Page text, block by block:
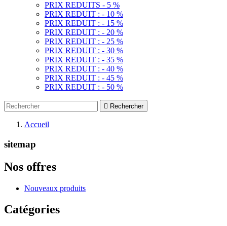
PRIX REDUITS - 5 %
PRIX REDUIT : - 10 %
PRIX REDUIT : - 15 %
PRIX REDUIT : - 20 %
PRIX REDUIT : - 25 %
PRIX REDUIT : - 30 %
PRIX REDUIT : - 35 %
PRIX REDUIT : - 40 %
PRIX REDUIT : - 45 %
PRIX REDUIT : - 50 %
 Rechercher
Accueil
sitemap
Nos offres
Nouveaux produits
Catégories